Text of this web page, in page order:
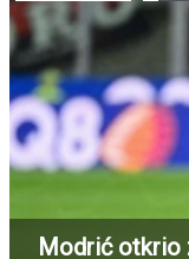
Modrić otkrio